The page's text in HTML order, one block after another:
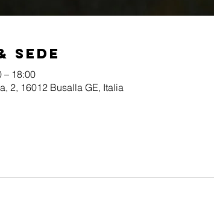
Sede
– 18:00
2, 16012 Busalla GE, Italia